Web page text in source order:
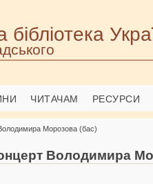
бібліотека
ЧИТАЧАМ РЕСУРСИ
Морозова (бас)
Володимира